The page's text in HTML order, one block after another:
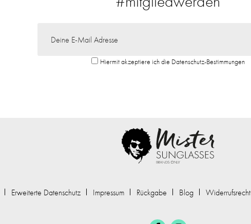
Hiermit akzeptiere ich die Datenschutz-Bestimmungen
Erweiterte Datenschutz Impressum Rückgabe Blog Widerrufsrecht